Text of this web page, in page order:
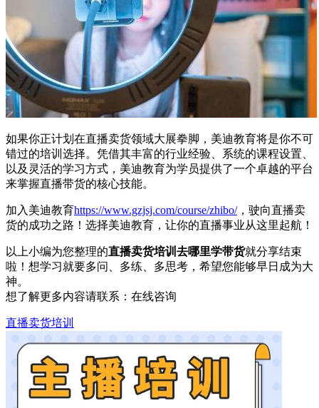
如果你正计划在直播卖货领域大展拳脚，美迪教育将是你不可
错过的培训选择。凭借其丰富的行业经验、系统的课程设置、
以及灵活的学习方式，美迪教育为学员提供了一个卓越的平台
来掌握直播带货的核心技能。
加入美迪教育https://www.gzjsj.com/course/zhibo/，驶向直播卖
货的成功之路！选择美迪教育，让你的直播事业从这里起航！
以上小编为您整理的直播卖货培训去哪里学带货就分享结束
啦！想学习就要多问、多练、多思考，希望您能够早日成为大
神。
想了解更多内容请联系： 在线咨询
直播卖货培训